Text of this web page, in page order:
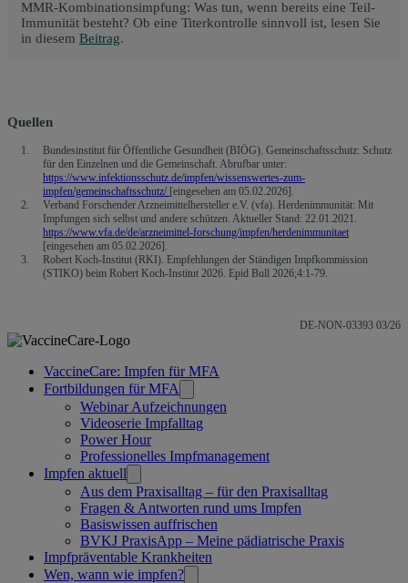
MMR-Kombinationsimpfung: Was tun, wenn bereits eine Teil-
Immunität besteht? Ob eine Titerkontrolle sinnvoll ist, lesen Sie
in diesem Beitrag.
Quellen
Bundesinstitut für Öffentliche Gesundheit (BIÖG). Gemeinschaftsschutz: Schutz
für den Einzelnen und die Gemeinschaft. Abrufbar unter:
https://www.infektionsschutz.de/impfen/wissenswertes-zum-
impfen/gemeinschaftsschutz/ [eingesehen am 05.02.2026].
Verband Forschender Arzneimittelhersteller e.V. (vfa). Herdenimmunität: Mit
Impfungen sich selbst und andere schützen. Aktueller Stand: 22.01.2021.
https://www.vfa.de/de/arzneimittel-forschung/impfen/herdenimmunitaet
[eingesehen am 05.02.2026].
Robert Koch-Institut (RKI). Empfehlungen der Ständigen Impfkommission
(STIKO) beim Robert Koch-Institut 2026. Epid Bull 2026;4:1-79.
DE-NON-03393 03/26
Verknüpfte
Seiten
VaccineCare: Impfen für MFA
Fortbildungen für MFA
Webinar Aufzeichnungen
Videoserie Impfalltag
Power Hour
Professionelles Impfmanagement
Impfen aktuell
Aus dem Praxisalltag – für den Praxisalltag
Fragen & Antworten rund ums Impfen
Basiswissen auffrischen
BVKJ PraxisApp – Meine pädiatrische Praxis
Impfpräventable Krankheiten
Wen, wann wie impfen?